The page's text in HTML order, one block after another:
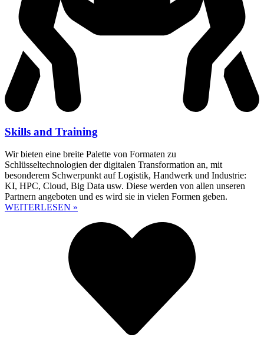
Skills and Training
Wir bieten eine breite Palette von Formaten zu
Schlüsseltechnologien der digitalen Transformation an, mit
besonderem Schwerpunkt auf Logistik, Handwerk und Industrie:
KI, HPC, Cloud, Big Data usw. Diese werden von allen unseren
Partnern angeboten und es wird sie in vielen Formen geben.
WEITERLESEN »